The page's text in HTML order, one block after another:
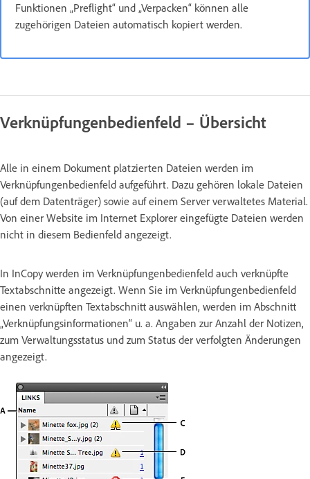
Funktionen „Preflight“ und „Verpacken“ können alle
zugehörigen Dateien automatisch kopiert werden.
Verknüpfungenbedienfeld – Übersicht
Alle in einem Dokument platzierten Dateien werden im
Verknüpfungenbedienfeld aufgeführt. Dazu gehören lokale Dateien
(auf dem Datenträger) sowie auf einem Server verwaltetes Material.
Von einer Website im Internet Explorer eingefügte Dateien werden
nicht in diesem Bedienfeld angezeigt.
In InCopy werden im Verknüpfungenbedienfeld auch verknüpfte
Textabschnitte angezeigt. Wenn Sie im Verknüpfungenbedienfeld
einen verknüpften Textabschnitt auswählen, werden im Abschnitt
„Verknüpfungsinformationen“ u. a. Angaben zur Anzahl der Notizen,
zum Verwaltungsstatus und zum Status der verfolgten Änderungen
angezeigt.